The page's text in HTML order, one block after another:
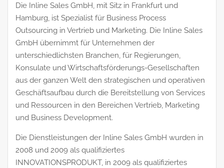
Die Inline Sales GmbH, mit Sitz in Frankfurt und
Hamburg, ist Spezialist für Business Process
Outsourcing in Vertrieb und Marketing. Die Inline Sales
GmbH übernimmt für Unternehmen der
unterschiedlichsten Branchen, für Regierungen,
Konsulate und Wirtschaftsförderungs-Gesellschaften
aus der ganzen Welt den strategischen und operativen
Geschäftsaufbau durch die Bereitstellung von Services
und Ressourcen in den Bereichen Vertrieb, Marketing
und Business Development.
Die Dienstleistungen der Inline Sales GmbH wurden in
2008 und 2009 als qualifiziertes
INNOVATIONSPRODUKT, in 2009 als qualifiziertes